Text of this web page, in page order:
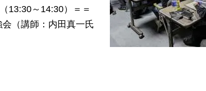
13:30～14:30）＝＝
（講師：内田真一氏